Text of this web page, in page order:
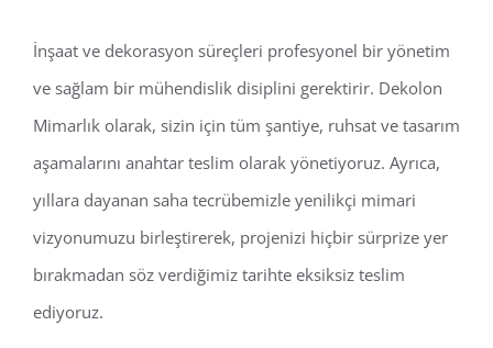
İnşaat ve dekorasyon süreçleri profesyonel bir yönetim
ve sağlam bir mühendislik disiplini gerektirir. Dekolon
Mimarlık olarak, sizin için tüm şantiye, ruhsat ve tasarım
aşamalarını anahtar teslim olarak yönetiyoruz. Ayrıca,
yıllara dayanan saha tecrübemizle yenilikçi mimari
vizyonumuzu birleştirerek, projenizi hiçbir sürprize yer
bırakmadan söz verdiğimiz tarihte eksiksiz teslim
ediyoruz.